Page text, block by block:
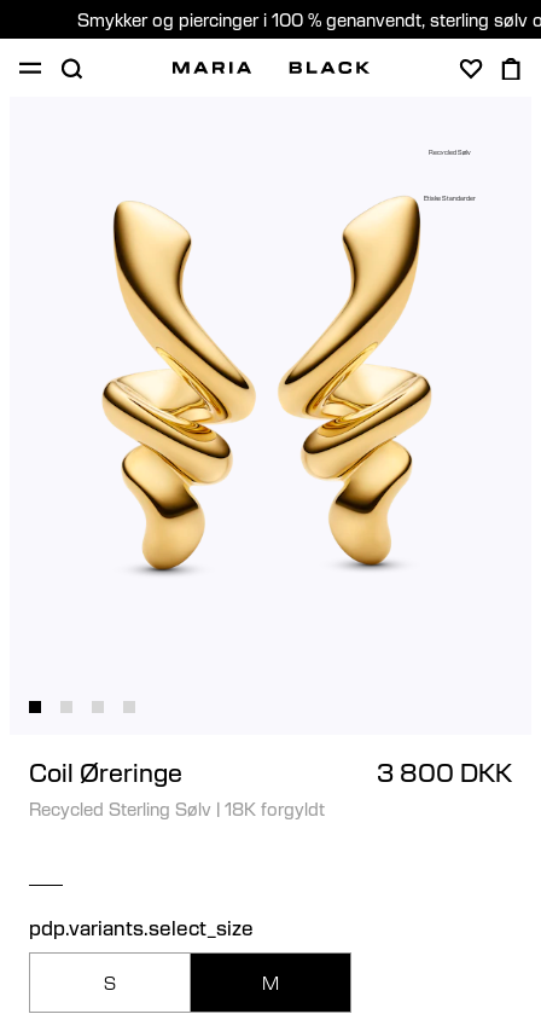
Smykker og piercinger i 100 % genanvendt, sterling sølv
PIERCING KONSULTATION
Denmark (Dansk)
Recycled Sølv
Etiske Standarder
Coil Øreringe 3 800 DKK
Recycled Sterling Sølv | 18K forgyldt
pdp.variants.select_size
S M